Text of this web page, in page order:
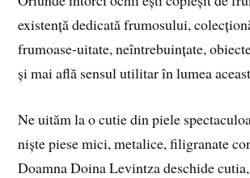
existență dedicată frumosului,
frumoase-uitate, neîntrebuințate,
și mai află sensul utilitar în lumea
Ne uităm la o cutie din piele
niște piese mici, metalice, filigranate
Doamna Doina Levintza deschide